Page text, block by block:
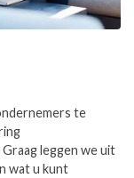
te
leggen we uit
wat u kunt